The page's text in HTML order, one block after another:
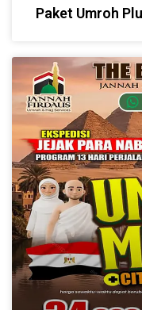
Paket Umroh